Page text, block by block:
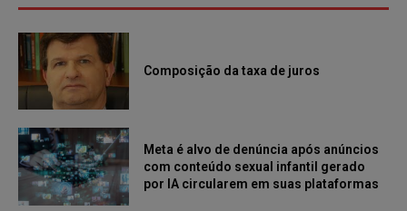
Composição da taxa de juros
Meta é alvo de denúncia após anúncios
com conteúdo sexual infantil gerado
por IA circularem em suas plataformas